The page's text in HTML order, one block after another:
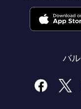
バ
facebook
x